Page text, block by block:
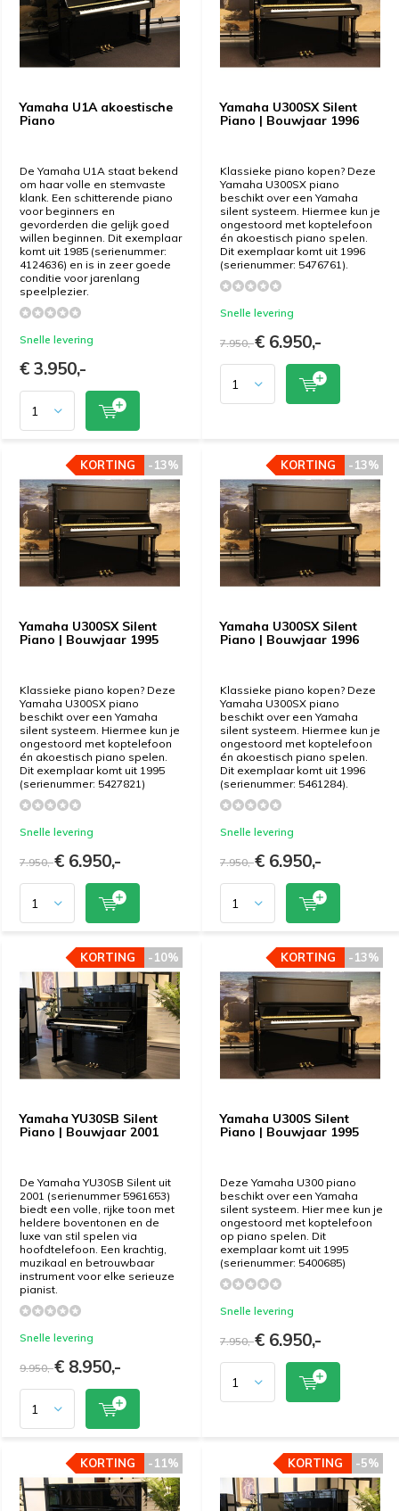
Yamaha U1A akoestische
Piano
De Yamaha U1A staat bekend
om haar volle en stemvaste
klank. Een schitterende piano
voor beginners en
gevorderden die gelijk goed
willen beginnen. Dit exemplaar
komt uit 1985 (serienummer:
4124636) en is in zeer goede
conditie voor jarenlang
speelplezier.
Snelle levering
€ 3.950,-
Yamaha U300SX Silent
Piano | Bouwjaar 1996
Klassieke piano kopen? Deze
Yamaha U300SX piano
beschikt over een Yamaha
silent systeem. Hiermee kun je
ongestoord met koptelefoon
én akoestisch piano spelen.
Dit exemplaar komt uit 1996
(serienummer: 5476761).
Snelle levering
7.950,-€ 6.950,-
Yamaha U300SX Silent
Piano | Bouwjaar 1995
Klassieke piano kopen? Deze
Yamaha U300SX piano
beschikt over een Yamaha
silent systeem. Hiermee kun je
ongestoord met koptelefoon
én akoestisch piano spelen.
Dit exemplaar komt uit 1995
(serienummer: 5427821)
Snelle levering
-13%
KORTING
7.950,-€ 6.950,-
-13%
KORTING
Yamaha U300SX Silent
Piano | Bouwjaar 1996
Klassieke piano kopen? Deze
Yamaha U300SX piano
beschikt over een Yamaha
silent systeem. Hiermee kun je
ongestoord met koptelefoon
én akoestisch piano spelen.
Dit exemplaar komt uit 1996
(serienummer: 5461284).
Snelle levering
-13%
KORTING
7.950,-€ 6.950,-
-13%
KORTING
Yamaha YU30SB Silent
Piano | Bouwjaar 2001
De Yamaha YU30SB Silent uit
2001 (serienummer 5961653)
biedt een volle, rijke toon met
heldere boventonen en de
luxe van stil spelen via
hoofdtelefoon. Een krachtig,
muzikaal en betrouwbaar
instrument voor elke serieuze
pianist.
Snelle levering
-10%
KORTING
9.950,-€ 8.950,-
-10%
KORTING
Yamaha U300S Silent
Piano | Bouwjaar 1995
Deze Yamaha U300 piano
beschikt over een Yamaha
silent systeem. Hier mee kun je
ongestoord met koptelefoon
op piano spelen. Dit
exemplaar komt uit 1995
(serienummer: 5400685)
Snelle levering
-13%
KORTING
7.950,-€ 6.950,-
-13%
KORTING
-11%
KORTING -11%
KORTING -5%
KORTING -5%
KORTING